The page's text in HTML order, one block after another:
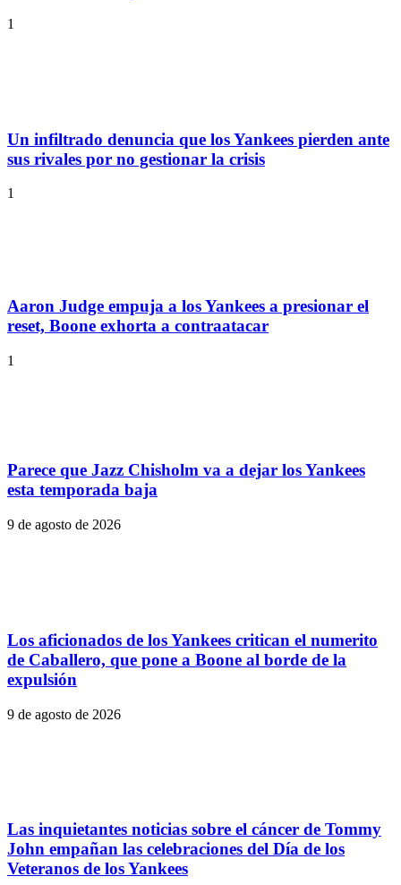
1
Un infiltrado denuncia que los Yankees pierden ante
sus rivales por no gestionar la crisis
1
Aaron Judge empuja a los Yankees a presionar el
reset, Boone exhorta a contraatacar
1
Parece que Jazz Chisholm va a dejar los Yankees
esta temporada baja
9 de agosto de 2026
Los aficionados de los Yankees critican el numerito
de Caballero, que pone a Boone al borde de la
expulsión
9 de agosto de 2026
Las inquietantes noticias sobre el cáncer de Tommy
John empañan las celebraciones del Día de los
Veteranos de los Yankees